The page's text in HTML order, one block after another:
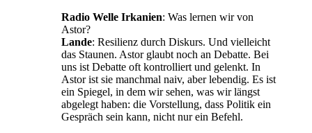
Radio Welle Irkanien: Was lernen wir von
Astor?
Lande: Resilienz durch Diskurs. Und vielleicht
das Staunen. Astor glaubt noch an Debatte. Bei
uns ist Debatte oft kontrolliert und gelenkt. In
Astor ist sie manchmal naiv, aber lebendig. Es ist
ein Spiegel, in dem wir sehen, was wir längst
abgelegt haben: die Vorstellung, dass Politik ein
Gespräch sein kann, nicht nur ein Befehl.